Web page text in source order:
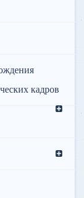
кадров